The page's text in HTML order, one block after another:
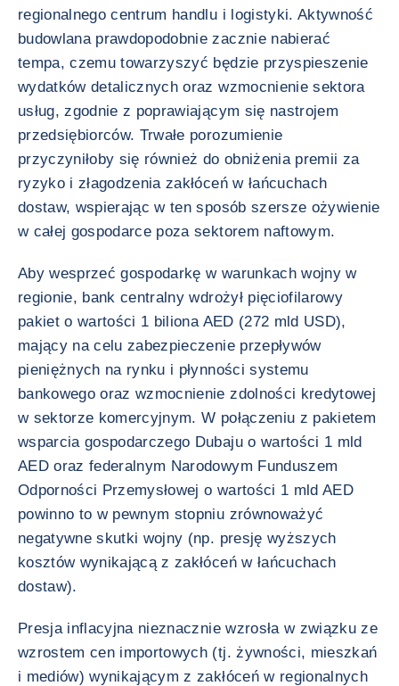
regionalnego centrum handlu i logistyki. Aktywność
budowlana prawdopodobnie zacznie nabierać
tempa, czemu towarzyszyć będzie przyspieszenie
wydatków detalicznych oraz wzmocnienie sektora
usług, zgodnie z poprawiającym się nastrojem
przedsiębiorców. Trwałe porozumienie
przyczyniłoby się również do obniżenia premii za
ryzyko i złagodzenia zakłóceń w łańcuchach
dostaw, wspierając w ten sposób szersze ożywienie
w całej gospodarce poza sektorem naftowym.
Aby wesprzeć gospodarkę w warunkach wojny w
regionie, bank centralny wdrożył pięciofilarowy
pakiet o wartości 1 biliona AED (272 mld USD),
mający na celu zabezpieczenie przepływów
pieniężnych na rynku i płynności systemu
bankowego oraz wzmocnienie zdolności kredytowej
w sektorze komercyjnym. W połączeniu z pakietem
wsparcia gospodarczego Dubaju o wartości 1 mld
AED oraz federalnym Narodowym Funduszem
Odporności Przemysłowej o wartości 1 mld AED
powinno to w pewnym stopniu zrównoważyć
negatywne skutki wojny (np. presję wyższych
kosztów wynikającą z zakłóceń w łańcuchach
dostaw).
Presja inflacyjna nieznacznie wzrosła w związku ze
wzrostem cen importowych (tj. żywności, mieszkań
i mediów) wynikającym z zakłóceń w regionalnych